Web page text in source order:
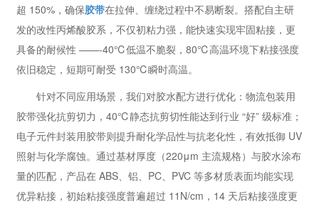
超 150%，确保胶带在拉伸、缠绕过程中不易断裂。搭配自主研
发的改性丙烯酸胶系，不仅初粘力强，能快速实现牢固粘接，更
具备的耐候性 ——-40℃低温不脆裂，80℃高温环境下粘接强度
依旧稳定，短期可耐受 130℃瞬时高温。
针对不同应用场景，我们对胶水配方进行优化：物流包装用
胶带强化抗剪切力，40℃静态抗剪切性能达到行业 “好” 级标准；
电子元件封装用胶带则提升耐化学品性与抗老化性，有效抵御 UV
照射与化学腐蚀。通过基材厚度（220μm 主流规格）与胶水涂布
量的匹配，产品在 ABS、铝、PC、PVC 等多材质表面均能实现
优异粘接，初始粘接强度普遍超过 11N/cm，14 天后粘接强度更